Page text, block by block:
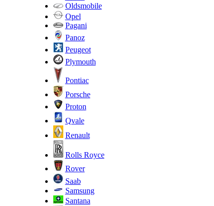
Oldsmobile
Opel
Pagani
Panoz
Peugeot
Plymouth
Pontiac
Porsche
Proton
Qvale
Renault
Rolls Royce
Rover
Saab
Samsung
Santana